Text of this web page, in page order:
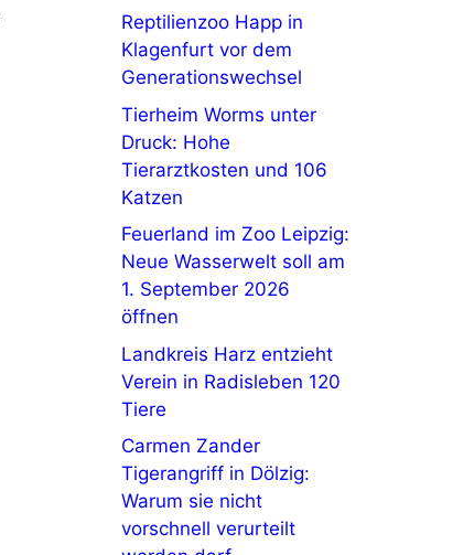
Reptilienzoo Happ in
Klagenfurt vor dem
Generationswechsel
Tierheim Worms unter
Druck: Hohe
Tierarztkosten und 106
Katzen
Feuerland im Zoo Leipzig:
Neue Wasserwelt soll am
1. September 2026
öffnen
Landkreis Harz entzieht
Verein in Radisleben 120
Tiere
Carmen Zander
Tigerangriff in Dölzig:
Warum sie nicht
vorschnell verurteilt